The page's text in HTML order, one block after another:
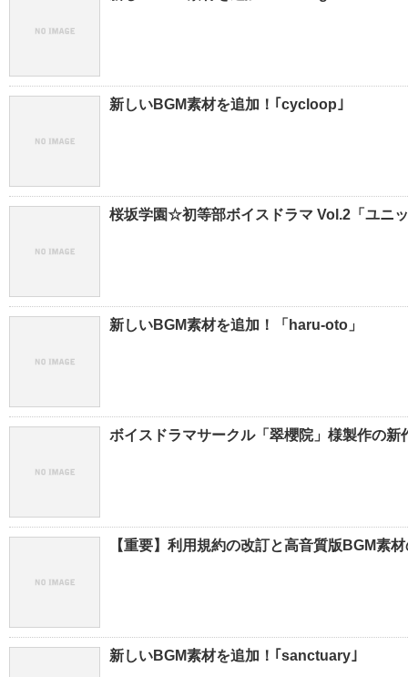
新しいBGM素材を追加！｢cycloop｣
桜坂学園☆初等部ボイスドラマ Vol.2「ユニ
新しいBGM素材を追加！「haru-oto」
ボイスドラマサークル「翠櫻院」様製作の新
【重要】利用規約の改訂と高音質版BGM素
新しいBGM素材を追加！｢sanctuary｣